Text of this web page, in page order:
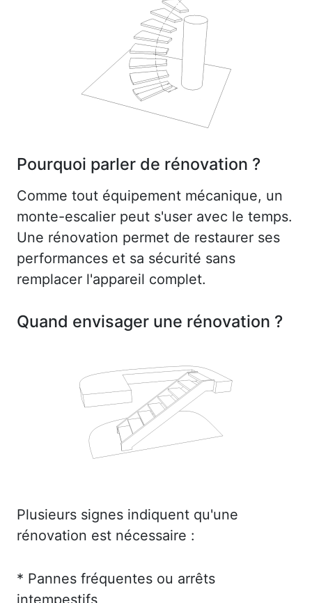
Pourquoi parler de rénovation ?
Comme tout équipement mécanique, un
monte-escalier peut s'user avec le temps.
Une rénovation permet de restaurer ses
performances et sa sécurité sans
remplacer l'appareil complet.
Quand envisager une rénovation ?
Plusieurs signes indiquent qu'une
rénovation est nécessaire :
* Pannes fréquentes ou arrêts
intempestifs